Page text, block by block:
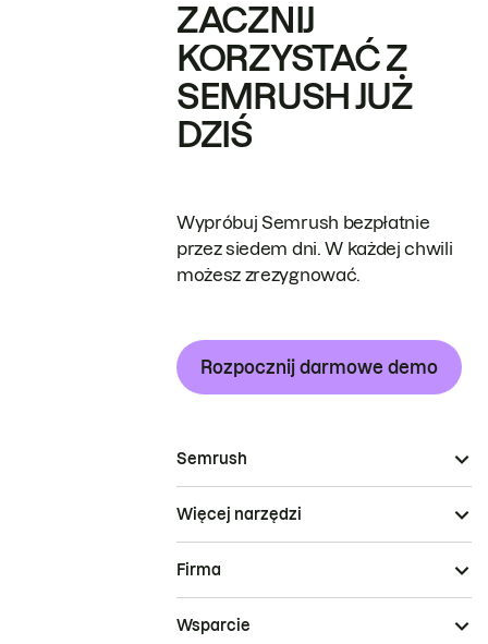
ZACZNIJ
KORZYSTAĆ Z
SEMRUSH JUŻ
DZIŚ
Wypróbuj Semrush bezpłatnie
przez siedem dni. W każdej chwili
możesz zrezygnować.
Rozpocznij darmowe demo
Semrush
Więcej narzędzi
Firma
Wsparcie